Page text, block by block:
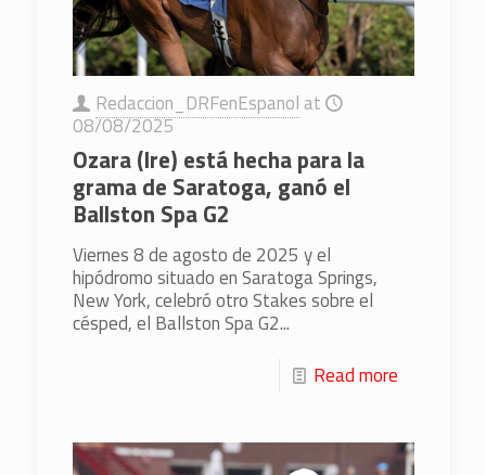
Redaccion_DRFenEspanol at
08/08/2025
Ozara (Ire) está hecha para la
grama de Saratoga, ganó el
Ballston Spa G2
Viernes 8 de agosto de 2025 y el
hipódromo situado en Saratoga Springs,
New York, celebró otro Stakes sobre el
césped, el Ballston Spa G2...
Read more